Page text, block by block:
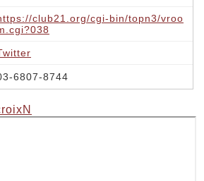
club21.org/cgi-bin/topn3/vroo
6807-8744